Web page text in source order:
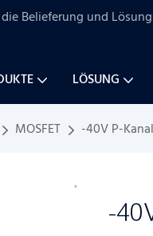
Belieferung und
LÖSUNG
MOSFET -40V P-
-